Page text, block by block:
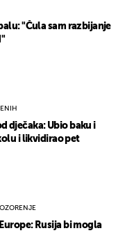
"Čula sam razbijanje
dječaka: Ubio baku i
i likvidirao pet
Rusija bi mogla